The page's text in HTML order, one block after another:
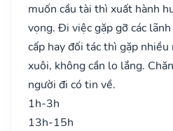
muốn cầu tài thì xuất hành
vọng. Đi việc gặp gỡ các
cấp hay đối tác thì gặp
xuôi, không cần lo lắng.
người đi có tin về.
1h-3h
13h-15h